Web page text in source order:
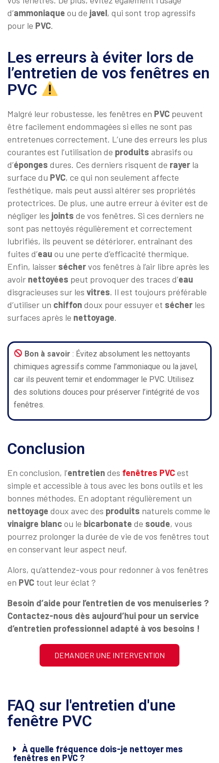
d’ammoniaque ou de javel, qui sont trop agressifs
pour le PVC.
Les erreurs à éviter lors de
l’entretien de vos fenêtres en
PVC
Malgré leur robustesse, les fenêtres en PVC peuvent
être facilement endommagées si elles ne sont pas
entretenues correctement. L’une des erreurs les plus
courantes est l’utilisation de produits abrasifs ou
d’éponges dures. Ces derniers risquent de rayer la
surface du PVC, ce qui non seulement affecte
l’esthétique, mais peut aussi altérer ses propriétés
protectrices. De plus, une autre erreur à éviter est de
négliger les joints de vos fenêtres. Si ces derniers ne
sont pas nettoyés régulièrement et correctement
lubrifiés, ils peuvent se détériorer, entraînant des
fuites d’eau ou une perte d’efficacité thermique.
Enfin, laisser séchervos fenêtres à l’air libre après les
avoir nettoyées peut provoquer des traces d’eau
disgracieuses sur les vitres. Il est toujours préférable
d’utiliser un chiffon doux pour essuyer et sécher les
surfaces après le nettoyage.
Bon à savoir : Évitez absolument les nettoyants
chimiques agressifs comme l’ammoniaque ou la javel,
car ils peuvent ternir et endommager le PVC. Utilisez
des solutions douces pour préserver l’intégrité de vos
fenêtres.
Conclusion
En conclusion, l’entretien des fenêtres PVCest
simple et accessible à tous avec les bons outils et les
bonnes méthodes. En adoptant régulièrement un
nettoyage doux avec des produits naturels comme le
vinaigre blancou le bicarbonate de soude, vous
pourrez prolonger la durée de vie de vos fenêtres tout
en conservant leur aspect neuf.
Alors, qu’attendez-vous pour redonner à vos fenêtres
en PVC tout leur éclat ?
Besoin d’aide pour l’entretien de vos menuiseries ?
Contactez-nous dès aujourd’hui pour un service
d’entretien professionnel adapté à vos besoins !
DEMANDER UNE INTERVENTION
FAQ sur l'entretien d'une
fenêtre PVC
À quelle fréquence dois-je nettoyer mes
fenêtres en PVC ?